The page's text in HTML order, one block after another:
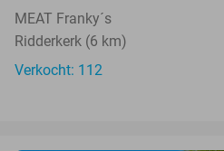
MEAT Franky´s
Ridderkerk (6 km)
Verkocht: 112